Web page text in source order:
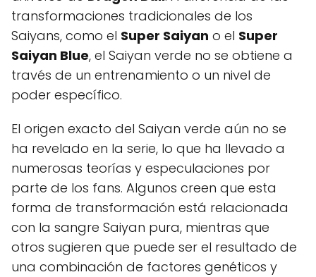
transformaciones tradicionales de los
Saiyans, como el Super Saiyan o el Super
Saiyan Blue, el Saiyan verde no se obtiene a
través de un entrenamiento o un nivel de
poder específico.
El origen exacto del Saiyan verde aún no se
ha revelado en la serie, lo que ha llevado a
numerosas teorías y especulaciones por
parte de los fans. Algunos creen que esta
forma de transformación está relacionada
con la sangre Saiyan pura, mientras que
otros sugieren que puede ser el resultado de
una combinación de factores genéticos y